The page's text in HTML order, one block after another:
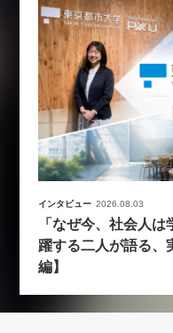
インタビュー 2026.08.03
「なぜ今、社会人
躍する二人が語る、
編】